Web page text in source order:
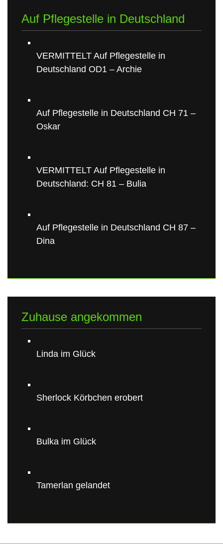
Auf Pflegestelle in Deutschland
VERMITTELT Auf Pflegestelle in
Deutschland OD1 – Archie
Auf Pflegestelle in Deutschland CH 71 –
Oskar
VERMITTELT Auf Pflegestelle in
Deutschland: CH 81 – Bulia
Auf Pflegestelle in Deutschland CH 87 –
Dina
Zuhause angekommen
Linda im Glück
Sherlock Körbchen erobert
Bulka im Glück
Tamerlan gelandet